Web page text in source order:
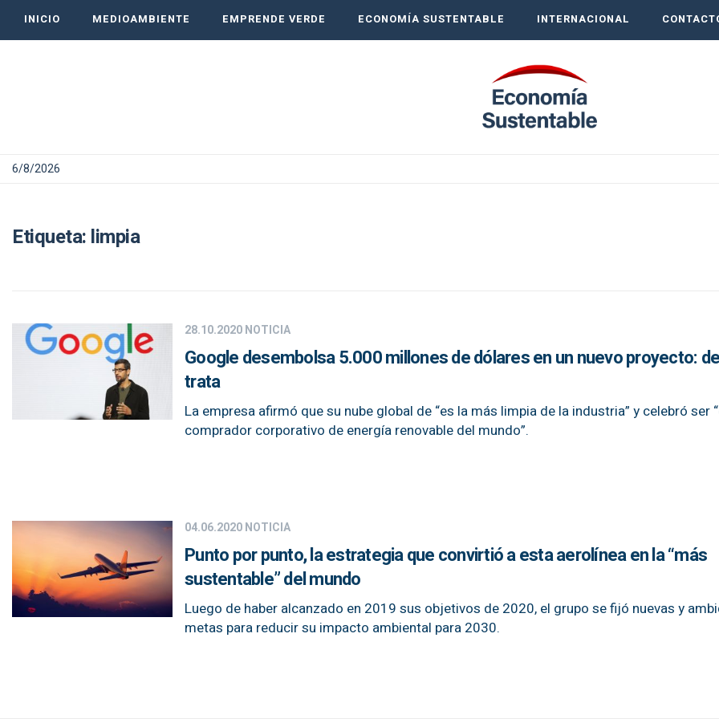
INICIO MEDIOAMBIENTE EMPRENDE VERDE ECONOMÍA SUSTENTABLE INTERNACIONAL
6/8/2026
Etiqueta: limpia
28.10.2020NOTICIA
Google desembolsa 5.000 millones de dólares en un nuevo proyecto:
trata
La empresa afirmó que su nube global de “es la más limpia de la industria” y celebró ser
comprador corporativo de energía renovable del mundo”.
04.06.2020NOTICIA
Punto por punto, la estrategia que convirtió a esta aerolínea en la “más
sustentable” del mundo
Luego de haber alcanzado en 2019 sus objetivos de 2020, el grupo se fijó nuevas y
metas para reducir su impacto ambiental para 2030.